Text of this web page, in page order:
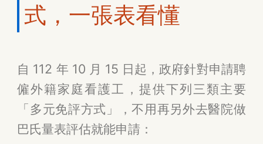
式，一張表看懂
自 112 年 10 月 15 日起，政府針對申請聘
僱外籍家庭看護工，提供下列三類主要
「多元免評方式」，不用再另外去醫院做
巴氏量表評估就能申請：